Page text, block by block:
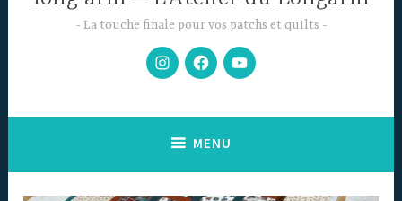
La touche finale pour vos patchs et quilts
Mon
Instagram
Facebook
Chaine
YouTube
MENU